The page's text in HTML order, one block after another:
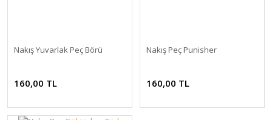
Nakış Yuvarlak Peç Börü
160,00 TL
Nakış Peç Punisher
160,00 TL